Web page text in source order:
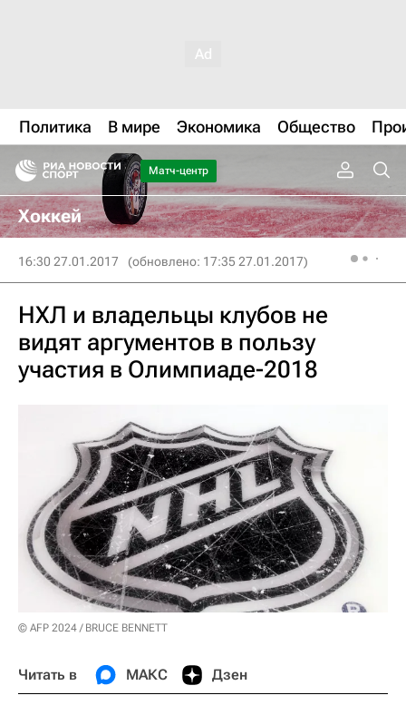
Политика В мире Экономика Общество
Матч-центр
Хоккей
16:30 27.01.2017 (обновлено: 17:35 27.01.2017)
НХЛ и владельцы клубов не
видят аргументов в пользу
участия в Олимпиаде-2018
© AFP 2024 / BRUCE BENNETT
Читать в МАКС Дзен